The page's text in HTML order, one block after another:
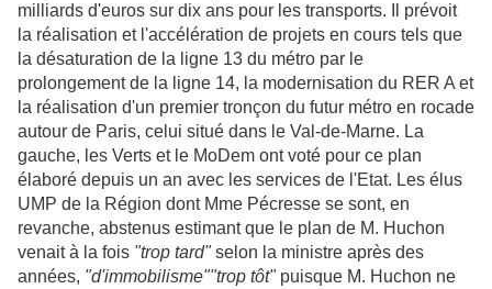
milliards d'euros sur dix ans pour les transports. Il prévoit
la réalisation et l'accélération de projets en cours tels que
la désaturation de la ligne 13 du métro par le
prolongement de la ligne 14, la modernisation du RER A et
la réalisation d'un premier tronçon du futur métro en rocade
autour de Paris, celui situé dans le Val-de-Marne. La
gauche, les Verts et le MoDem ont voté pour ce plan
élaboré depuis un an avec les services de l'Etat. Les élus
UMP de la Région dont Mme Pécresse se sont, en
revanche, abstenus estimant que le plan de M. Huchon
venait à la fois "trop tard"selon la ministre après des
années, "d'immobilisme""trop tôt"puisque M. Huchon ne